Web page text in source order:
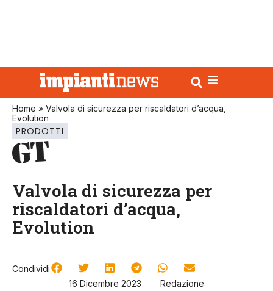
Home » Valvola di sicurezza per riscaldatori d’acqua,
Evolution
PRODOTTI
Valvola di sicurezza per
riscaldatori d’acqua,
Evolution
Condividi
16 Dicembre 2023
Redazione